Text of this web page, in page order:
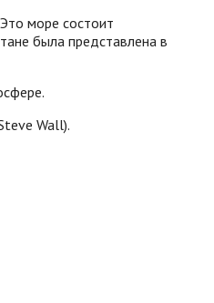
море состоит
была представлена в
Wall).